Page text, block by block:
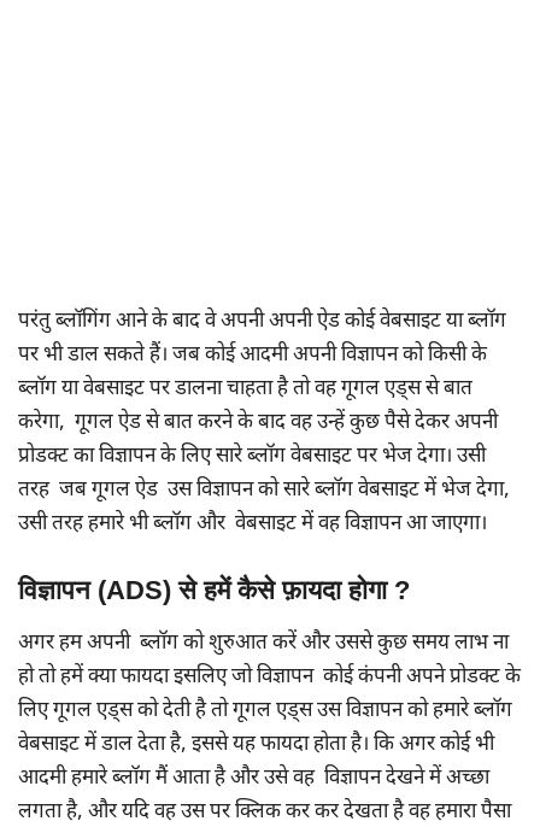
परंतु ब्लॉगिंग आने के बाद वे अपनी अपनी ऐड कोई वेबसाइट या ब्लॉग
पर भी डाल सकते हैं। जब कोई आदमी अपनी विज्ञापन को किसी के
ब्लॉग या वेबसाइट पर डालना चाहता है तो वह गूगल एड्स से बात
करेगा, गूगल ऐड से बात करने के बाद वह उन्हें कुछ पैसे देकर अपनी
प्रोडक्ट का विज्ञापन के लिए सारे ब्लॉग वेबसाइट पर भेज देगा। उसी
तरह जब गूगल ऐड उस विज्ञापन को सारे ब्लॉग वेबसाइट में भेज देगा,
उसी तरह हमारे भी ब्लॉग और वेबसाइट में वह विज्ञापन आ जाएगा।
विज्ञापन (ADS) से हमें कैसे फ़ायदा होगा ?
अगर हम अपनी ब्लॉग को शुरुआत करें और उससे कुछ समय लाभ ना
हो तो हमें क्या फायदा इसलिए जो विज्ञापन कोई कंपनी अपने प्रोडक्ट के
लिए गूगल एड्स को देती है तो गूगल एड्स उस विज्ञापन को हमारे ब्लॉग
वेबसाइट में डाल देता है, इससे यह फायदा होता है। कि अगर कोई भी
आदमी हमारे ब्लॉग मैं आता है और उसे वह विज्ञापन देखने में अच्छा
लगता है, और यदि वह उस पर क्लिक कर कर देखता है वह हमारा पैसा